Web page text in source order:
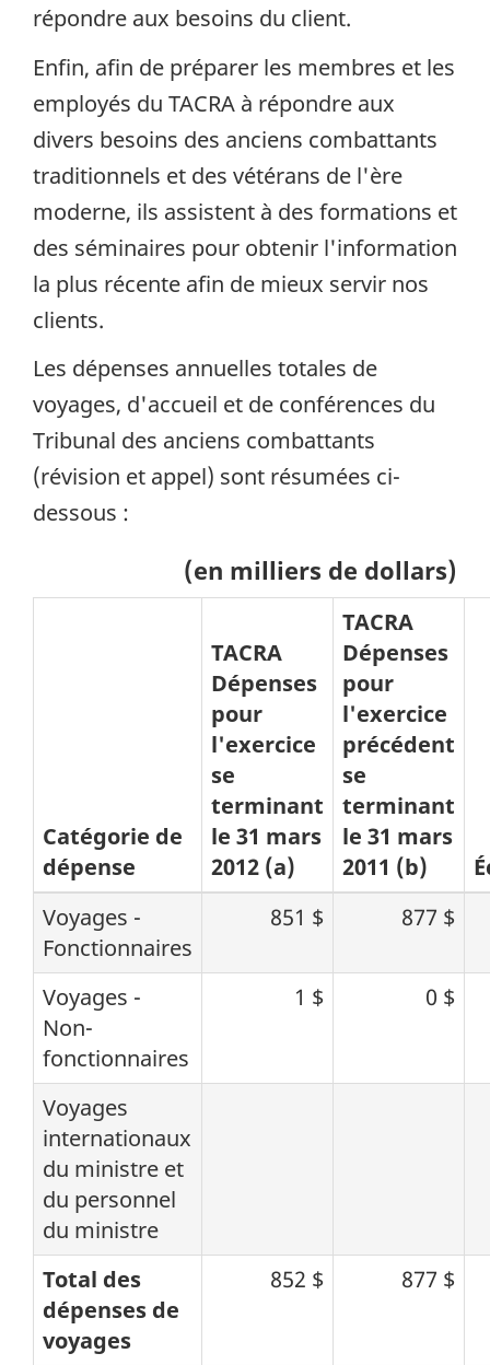
répondre aux besoins du client.
Enfin, afin de préparer les membres et les
employés du TACRA à répondre aux
divers besoins des anciens combattants
traditionnels et des vétérans de l'ère
moderne, ils assistent à des formations et
des séminaires pour obtenir l'information
la plus récente afin de mieux servir nos
clients.
Les dépenses annuelles totales de
voyages, d'accueil et de conférences du
Tribunal des anciens combattants
(révision et appel) sont résumées ci-
dessous :
(en milliers de dollars)
Catégorie de
dépense
TACRA
Dépenses
pour
l'exercice
se
terminant
le 31 mars
2012 (a)
TACRA
Dépenses
pour
l'exercice
précédent
se
terminant
le 31 mars
2011 (b)
Voyages -
Fonctionnaires
851 $ 877 $
Voyages -
Non-
fonctionnaires
1 $ 0 $
Voyages
internationaux
du ministre et
du personnel
du ministre
Total des
dépenses de
voyages
852 $ 877 $